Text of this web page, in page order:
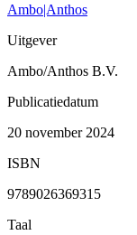
Ambo|Anthos
Uitgever
Ambo/Anthos B.V.
Publicatiedatum
20 november 2024
ISBN
9789026369315
Taal